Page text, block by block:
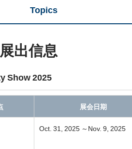
Topics
出信息
Show 2025
展会日期
Oct. 31, 2025 ～Nov. 9, 2025